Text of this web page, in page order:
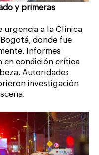
y primeras
urgencia a la Clínica
Bogotá, donde fue
Informes
en condición crítica
Autoridades
investigación